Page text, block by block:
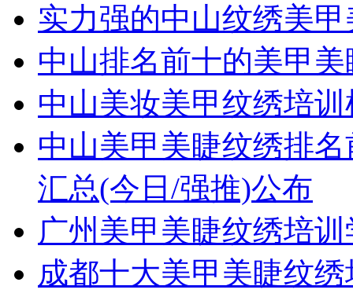
实力强的中山纹绣美
中山排名前十的美甲
中山美妆美甲纹绣培
中山美甲美睫纹绣排
汇总(今日/强推)公布
广州美甲美睫纹绣培
成都十大美甲美睫纹